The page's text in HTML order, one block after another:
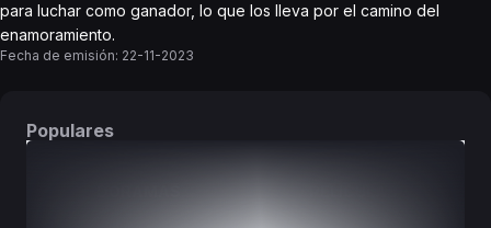
para luchar como ganador, lo que los lleva por el camino del
enamoramiento.
Fecha de emisión: 22-11-2023
Populares